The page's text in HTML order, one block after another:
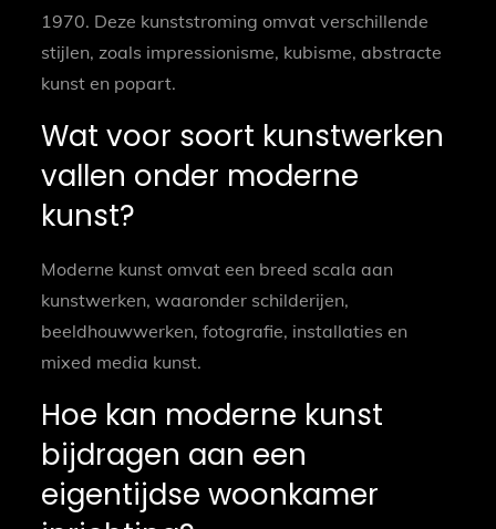
1970. Deze kunststroming omvat verschillende
stijlen, zoals impressionisme, kubisme, abstracte
kunst en popart.
Wat voor soort kunstwerken
vallen onder moderne
kunst?
Moderne kunst omvat een breed scala aan
kunstwerken, waaronder schilderijen,
beeldhouwwerken, fotografie, installaties en
mixed media kunst.
Hoe kan moderne kunst
bijdragen aan een
eigentijdse woonkamer